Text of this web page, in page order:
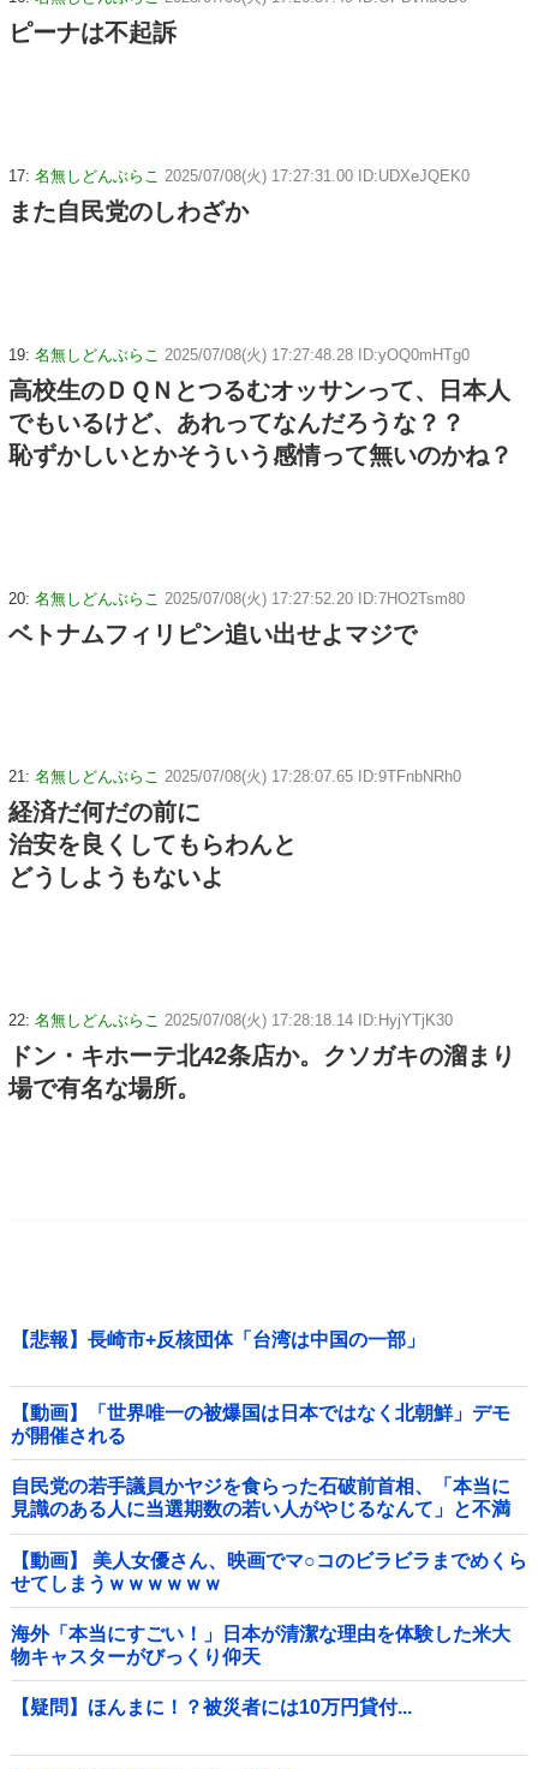
ピーナは不起訴
17: 名無しどんぶらこ 2025/07/08(火) 17:27:31.00 ID:UDXeJQEK0
また自民党のしわざか
19: 名無しどんぶらこ 2025/07/08(火) 17:27:48.28 ID:yOQ0mHTg0
高校生のＤＱＮとつるむオッサンって、日本人
でもいるけど、あれってなんだろうな？？
恥ずかしいとかそういう感情って無いのかね？
20: 名無しどんぶらこ 2025/07/08(火) 17:27:52.20 ID:7HO2Tsm80
ベトナムフィリピン追い出せよマジで
21: 名無しどんぶらこ 2025/07/08(火) 17:28:07.65 ID:9TFnbNRh0
経済だ何だの前に
治安を良くしてもらわんと
どうしようもないよ
22: 名無しどんぶらこ 2025/07/08(火) 17:28:18.14 ID:HyjYTjK30
ドン・キホーテ北42条店か。クソガキの溜まり
場で有名な場所。
【悲報】長崎市+反核団体「台湾は中国の一部」
【動画】「世界唯一の被爆国は日本ではなく北朝鮮」デモ
が開催される
自民党の若手議員かヤジを食らった石破前首相、「本当に
見識のある人に当選期数の若い人がやじるなんて」と不満
たらたらな様子を見せて……他
【動画】 美人女優さん、映画でマ○コのビラビラまでめくら
せてしまうｗｗｗｗｗｗ
海外「本当にすごい！」日本が清潔な理由を体験した米大
物キャスターがびっくり仰天
【疑問】ほんまに！？被災者には10万円貸付...